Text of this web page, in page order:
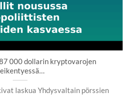
000 dollarin kryptovarojen
laskua Yhdysvaltain pörssien